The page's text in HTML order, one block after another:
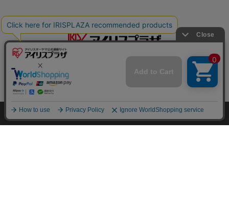
特定商取引法に基づく通信販売業者の表示
HOME 探す ログイン お気に入り お知らせ